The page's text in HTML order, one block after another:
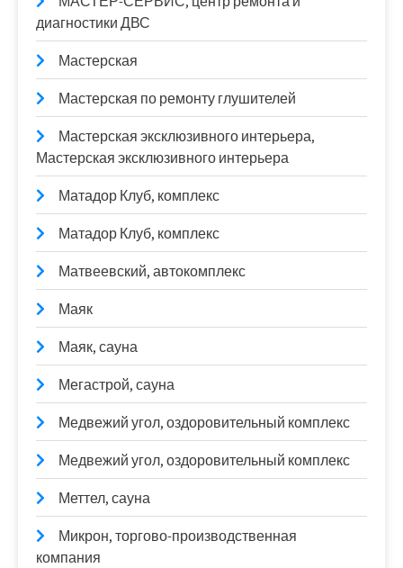
диагностики ДВС
Мастерская
Мастерская по ремонту глушителей
Мастерская эксклюзивного интерьера,
Мастерская эксклюзивного интерьера
Матадор Клуб, комплекс
Матадор Клуб, комплекс
Матвеевский, автокомплекс
Маяк
Маяк, сауна
Мегастрой, сауна
Медвежий угол, оздоровительный комплекс
Медвежий угол, оздоровительный комплекс
Меттел, сауна
Микрон, торгово-производственная
компания